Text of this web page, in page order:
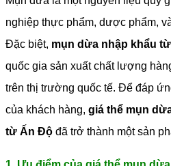
nghiệp thực phẩm, dược phẩm,
Đặc biệt, mụn dừa nhập khẩu
quốc gia sản xuất chất lượng
trên thị trường quốc tế. Để đáp
của khách hàng, giá thể mụn
từ Ấn Độ đã trở thành một sản